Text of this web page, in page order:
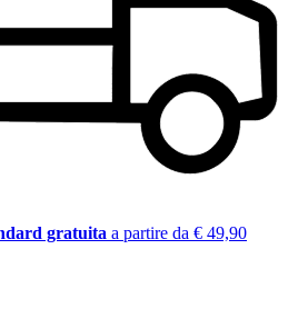
gratuita a partire da € 49,90